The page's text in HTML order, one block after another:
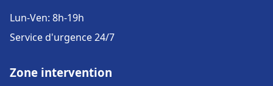
Lun-Ven: 8h-19h
Service d'urgence 24/7
Zone intervention